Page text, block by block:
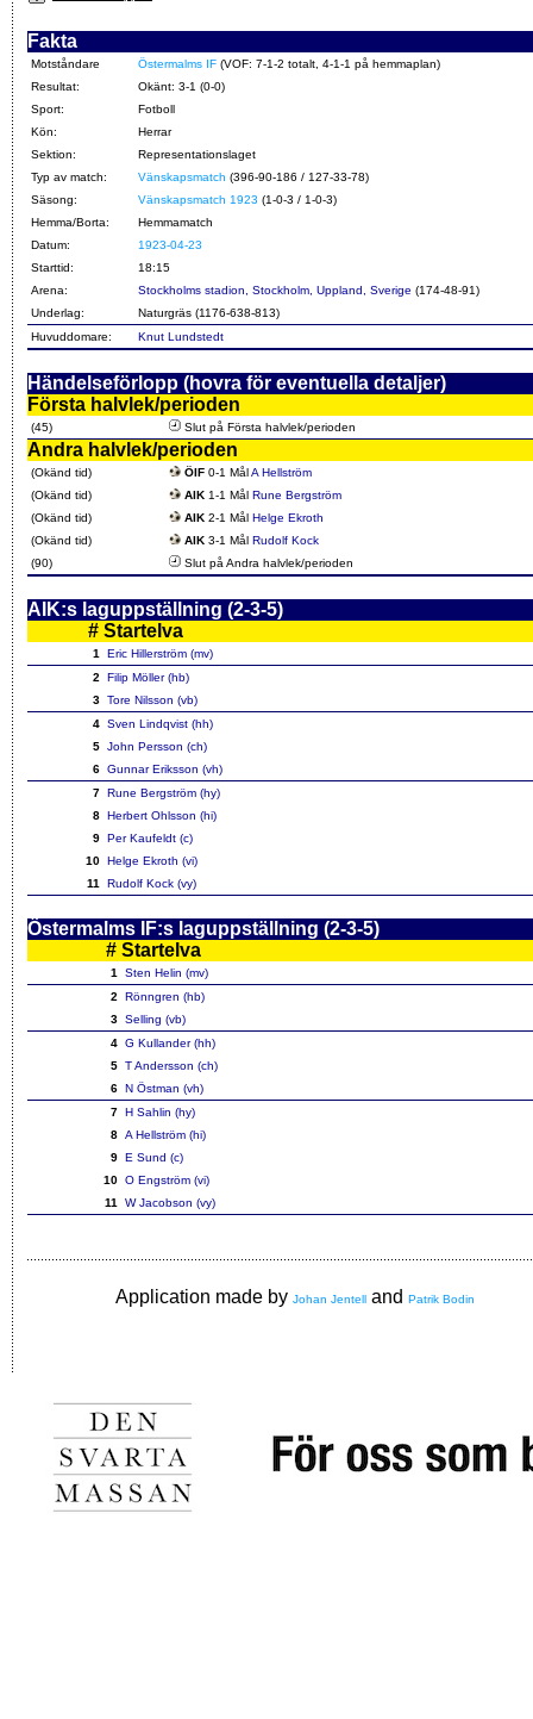
Fakta
Motståndare Östermalms IF (VOF: 7-1-2 totalt, 4-1-1 på hemmaplan)
Resultat:
Okänt: 3-1 (0-0)
Sport:
Fotboll
Kön:
Herrar
Sektion:
Representationslaget
Typ av match:
Vänskapsmatch (396-90-186 / 127-33-78)
Säsong:
Vänskapsmatch 1923 (1-0-3 / 1-0-3)
Hemma/Borta:
Hemmamatch
Datum:
1923-04-23
Starttid:
18:15
Arena:
Stockholms stadion, Stockholm, Uppland, Sverige (174-48-91)
Underlag:
Naturgräs (1176-638-813)
Huvuddomare:
Knut Lundstedt
Händelseförlopp (hovra för eventuella detaljer)
Första halvlek/perioden
(45) Slut på Första halvlek/perioden
Andra halvlek/perioden
(Okänd tid) ÖIF 0-1 MålA Hellström
(Okänd tid)
AIK 1-1 Mål Rune Bergström
(Okänd tid)
AIK 2-1 Mål Helge Ekroth
(Okänd tid)
AIK 3-1 Mål Rudolf Kock
(90)
Slut på Andra halvlek/perioden
AIK:s laguppställning (2-3-5)
# Startelva
1
Eric Hillerström (mv)
2
Filip Möller (hb)
3 Tore Nilsson (vb)
4 Sven Lindqvist (hh)
5 John Persson (ch)
6 Gunnar Eriksson (vh)
7 Rune Bergström (hy)
8 Herbert Ohlsson (hi)
9 Per Kaufeldt (c)
10 Helge Ekroth (vi)
11
Rudolf Kock (vy)
Östermalms IF:s laguppställning (2-3-5)
# Startelva
1
Sten Helin (mv)
2
Rönngren (hb)
3 Selling (vb)
4 G Kullander (hh)
5 T Andersson (ch)
6 N Östman (vh)
7 H Sahlin (hy)
8 A Hellström (hi)
9 E Sund (c)
10 O Engström (vi)
11
W Jacobson (vy)
Application made by Johan Jentell and Patrik Bodin